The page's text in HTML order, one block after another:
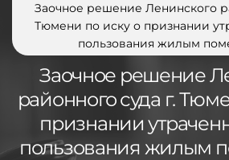
Заочное решение Ленинского
Тюмени по иску о признании
пользования жилым
Заочное решение
районного суда г.
признании
пользования жилым